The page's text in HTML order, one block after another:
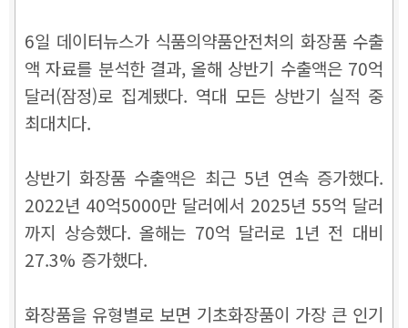
6일 데이터뉴스가 식품의약품안전처의 화장품 수출
액 자료를 분석한 결과, 올해 상반기 수출액은 70억
달러(잠정)로 집계됐다. 역대 모든 상반기 실적 중
최대치다.
상반기 화장품 수출액은 최근 5년 연속 증가했다.
2022년 40억5000만 달러에서 2025년 55억 달러
까지 상승했다. 올해는 70억 달러로 1년 전 대비
27.3% 증가했다.
화장품을 유형별로 보면 기초화장품이 가장 큰 인기